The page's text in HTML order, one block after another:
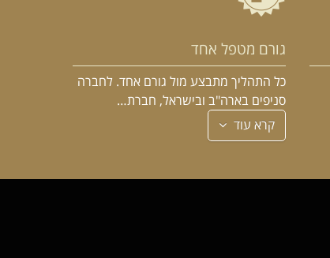
גורם מטפל אחד
כל התהליך מתבצע מול גורם אחד. לחברה
סניפים בארה"ב ובישראל, חברת…
קרא עוד